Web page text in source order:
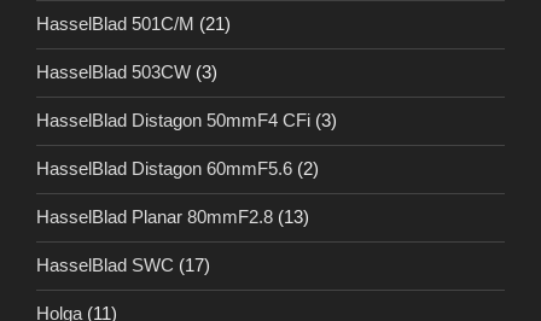
HasselBlad 501C/M (21)
HasselBlad 503CW (3)
HasselBlad Distagon 50mmF4 CFi (3)
HasselBlad Distagon 60mmF5.6 (2)
HasselBlad Planar 80mmF2.8 (13)
HasselBlad SWC (17)
Holga(11)